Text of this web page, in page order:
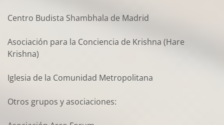
Centro Budista Shambhala de Madrid
Asociación para la Conciencia de Krishna (Hare
Krishna)
Iglesia de la Comunidad Metropolitana
Otros grupos y asociaciones: